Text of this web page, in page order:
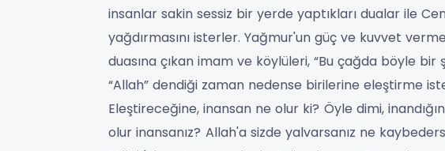
insanlar sakin sessiz bir yerde yaptıkları dualar ile
yağdırmasını isterler. Yağmur'un güç ve kuvvet
duasına çıkan imam ve köylüleri, “Bu çağda böyle
“Allah” dendiği zaman nedense birilerine eleştirme
Eleştireceğine, inansan ne olur ki? Öyle dimi,
olur inansanız? Allah'a sizde yalvarsanız ne